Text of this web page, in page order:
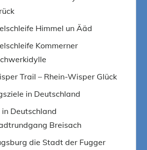
Himmel un Ääd
Kommerner
Trail – Rhein-Wisper Glück
in Deutschland
Deutschland
Breisach
die Stadt der Fugger